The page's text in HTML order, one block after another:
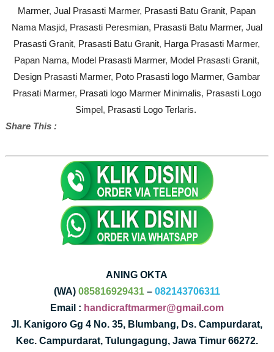
Marmer,Jual Prasasti Marmer, Prasasti Batu Granit, Papan
Nama Masjid, Prasasti Peresmian, Prasasti Batu Marmer, Jual
Prasasti Granit, Prasasti Batu Granit, Harga Prasasti Marmer,
Papan Nama, Model Prasasti Marmer, Model Prasasti Granit,
Design Prasasti Marmer, Poto Prasasti logo Marmer,Gambar
Prasati Marmer, Prasati logo Marmer Minimalis, Prasasti Logo
Simpel, Prasasti Logo Terlaris.
Share This :
ANING OKTA
(WA) 085816929431– 082143706311
Email : handicraftmarmer@gmail.com
Jl. Kanigoro Gg 4 No. 35, Blumbang, Ds. Campurdarat,
Kec. Campurdarat, Tulungagung, Jawa Timur 66272.